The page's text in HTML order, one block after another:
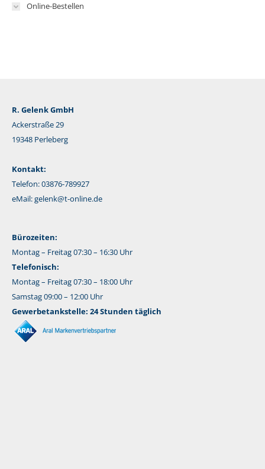
Online-Bestellen
R. Gelenk GmbH
Ackerstraße 29
19348 Perleberg
Kontakt:
Telefon: 03876-789927
eMail:gelenk@t-online.de
Bürozeiten:
Montag – Freitag 07:30 – 16:30 Uhr
Telefonisch:
Montag – Freitag 07:30 – 18:00 Uhr
Samstag 09:00 – 12:00 Uhr
Gewerbetankstelle: 24 Stunden täglich